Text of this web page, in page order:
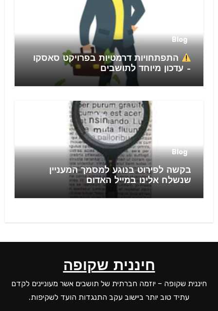
Blog
התפתחויות דרמטיות בפרויקט סאסקו
– עדכון מיוחד לתושבים
Blog
בקשה לפירוט בנוגע למסמך המעניין
שנשלח אלינו במייל האדום
חיננית שקופה
חיננית שקופה – יוזמה חברתית של תושבים אשר מעוניינים לקדם
עתיד טוב יותר ביישוב עקב התנגדות הועד לשקיפות.